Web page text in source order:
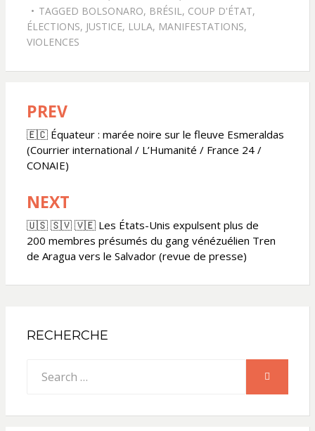
TAGGED BOLSONARO, BRÉSIL , COUP D'ÉTAT,
ÉLECTIONS, JUSTICE, LULA, MANIFESTATIONS,
VIOLENCES
Navigation
de
l’article
PREV
🇪🇨 Équateur : marée noire sur le fleuve Esmeraldas
(Courrier international / L’Humanité / France 24 /
CONAIE)
NEXT
🇺🇸 🇸🇻 🇻🇪 Les États-Unis expulsent plus de
200 membres présumés du gang vénézuélien Tren
de Aragua vers le Salvador (revue de presse)
RECHERCHE
for:
SEARCH